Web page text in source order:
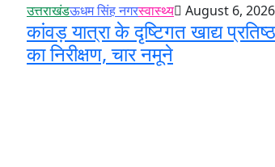
उत्तराखंडऊधम सिंह नगरस्वास्थ्य August 6, 2026
कांवड़ यात्रा के दृष्टिगत खाद्य
का निरीक्षण, चार नमूने